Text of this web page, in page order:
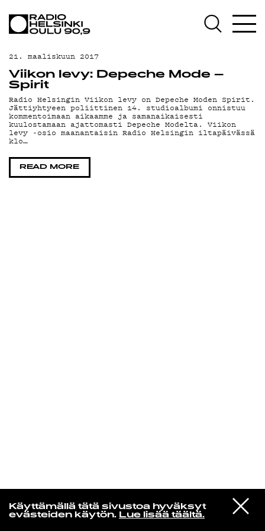
Käyttämällä tätä sivustoa hyväksyt
evästeiden käytön. Lue lisää täältä.
VIESTI
STUDIOON
Kelly Lee Owens
L.i.n.e.
AJANKOHTAISTA
OHJELMAT
TEKIJÄT
ON-DEMAND
PODCAST
MAINOSTA
YHTEYSTIEDOT
21. maaliskuun 2017
Viikon levy: Depeche Mode –
Spirit
Radio Helsingin Viikon levy on Depeche Moden Spirit.
Jättiyhtyeen poliittinen 14. studioalbumi onnistuu
kommentoimaan aikaamme ja samanaikaisesti
kuulostamaan ajattomasti Depeche Modelta. Viikon
levy -osio maanantaisin Radio Helsingin iltapäivässä
klo…
READ MORE